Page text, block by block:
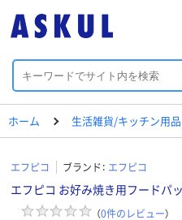
ホーム 生活雑貨/キッチン用品
エフピコ ブランド： エフピコ
エフピコ お好み焼き用フードパッ
（0件のレビュー）